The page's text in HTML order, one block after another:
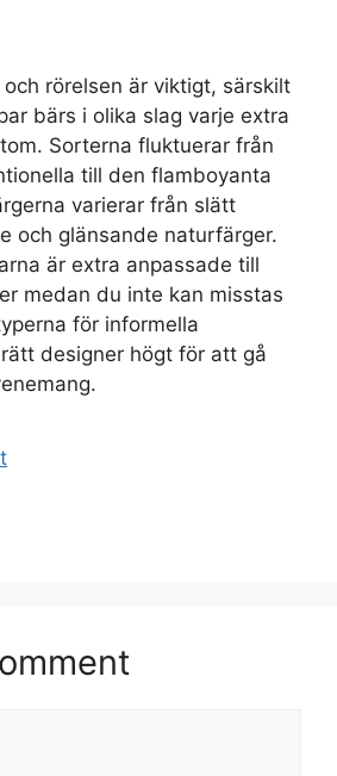
rörelsen är viktigt, särskilt
bärs i olika slag varje extra
Sorterna fluktuerar från
till den flamboyanta
varierar från slätt
och glänsande naturfärger.
är extra anpassade till
medan du inte kan misstas
för informella
designer högt för att gå